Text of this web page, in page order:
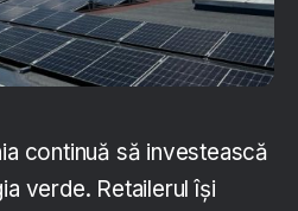
continuă să investească
verde. Retailerul își